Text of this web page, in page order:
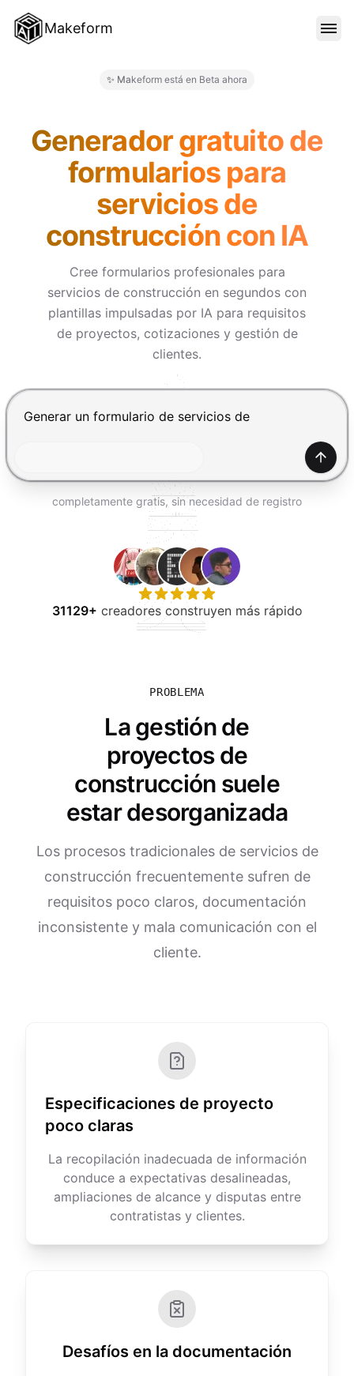
Makeform
PRECIOS
INICIAR SESIÓN
✨ Makeform está en Beta ahora
Generador gratuito de
formularios para
servicios de
construcción con IA
Cree formularios profesionales para
servicios de construcción en segundos con
plantillas impulsadas por IA para requisitos
de proyectos, cotizaciones y gestión de
clientes.
Presiona Enter para enviar, Shift+Enter para añadir
completamente gratis, sin necesidad de registro
31129+ creadores construyen más rápido
PROBLEMA
La gestión de
proyectos de
construcción suele
estar desorganizada
Los procesos tradicionales de servicios de
construcción frecuentemente sufren de
requisitos poco claros, documentación
inconsistente y mala comunicación con el
cliente.
Especificaciones de proyecto
poco claras
La recopilación inadecuada de información
conduce a expectativas desalineadas,
ampliaciones de alcance y disputas entre
contratistas y clientes.
Desafíos en la documentación